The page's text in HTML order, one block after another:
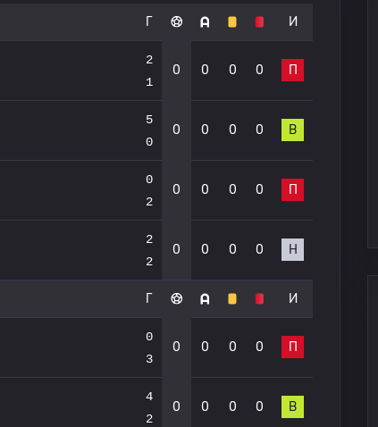
Г И
2
1
0 0 0 0 П
5
0
0 0 0 0 В
0
2
0 0 0 0 П
2
2
0 0 0 0 Н
Г И
0
3
0 0 0 0 П
4
2
0 0 0 0 В